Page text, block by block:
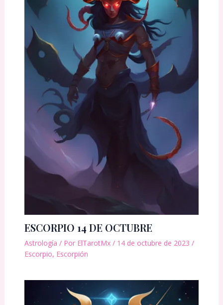
ESCORPIO 14 DE OCTUBRE
Astrología / Por ElTarotMx / 14 de octubre de 2023 /
Escorpio, Escorpión